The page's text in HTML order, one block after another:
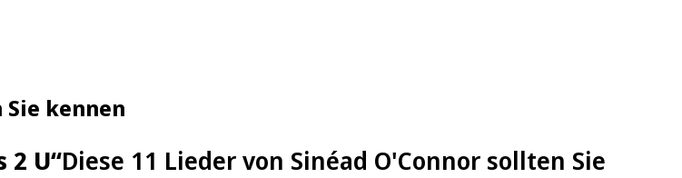
kennen
U“Diese 11 Lieder von Sinéad O'Connor sollten Sie